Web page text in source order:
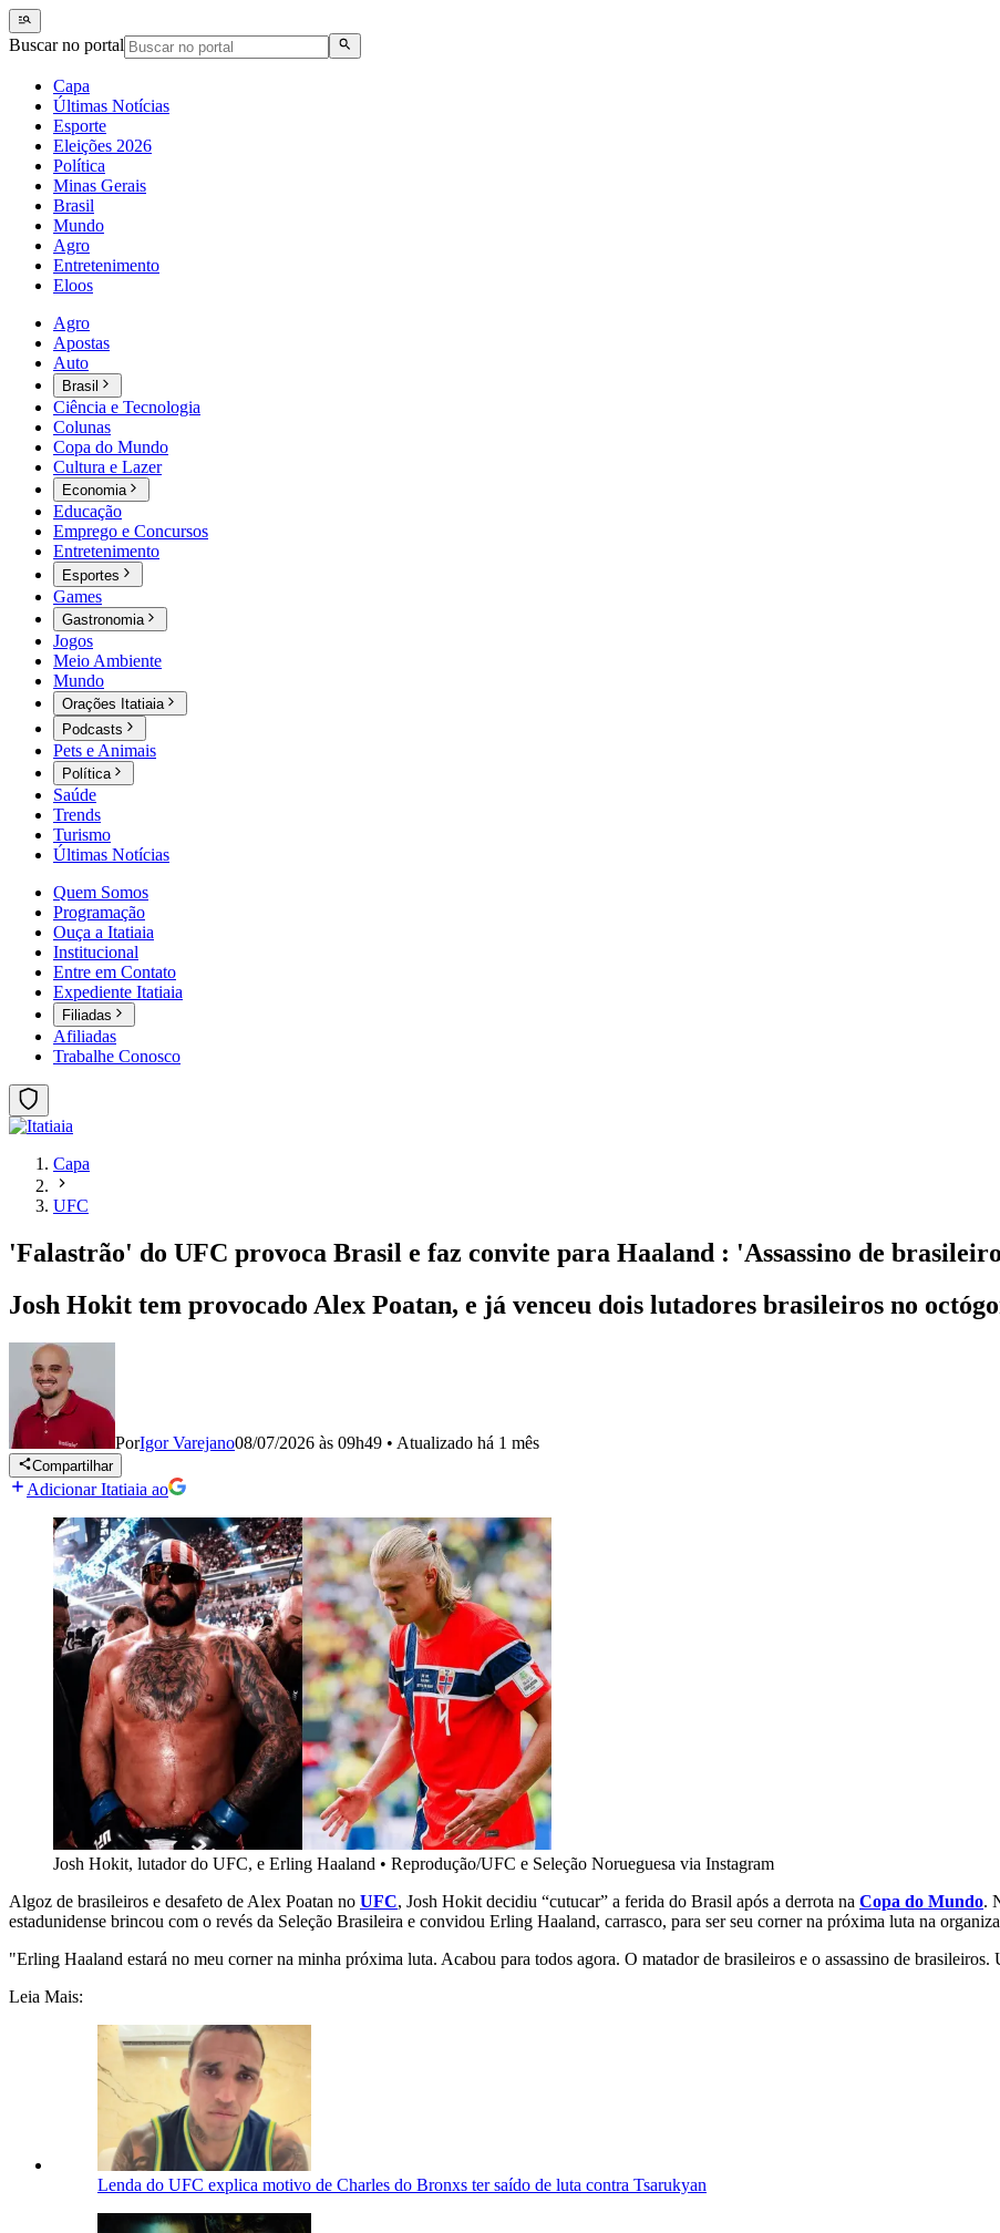
Buscar no portal
Capa
Últimas Notícias
Esporte
Eleições 2026
Política
Minas Gerais
Brasil
Mundo
Agro
Entretenimento
Eloos
Agro
Apostas
Auto
Brasil
Ciência e Tecnologia
Colunas
Copa do Mundo
Cultura e Lazer
Economia
Educação
Emprego e Concursos
Entretenimento
Esportes
Games
Gastronomia
Jogos
Meio Ambiente
Mundo
Orações Itatiaia
Podcasts
Pets e Animais
Política
Saúde
Trends
Turismo
Últimas Notícias
Quem Somos
Programação
Ouça a Itatiaia
Institucional
Entre em Contato
Expediente Itatiaia
Filiadas
Afiliadas
Trabalhe Conosco
Capa
UFC
'Falastrão' do UFC provoca Brasil e faz convite para Haaland : 'Assassino de
Josh Hokit tem provocado Alex Poatan, e já venceu dois lutadores brasileiros no
PorIgor Varejano08/07/2026 às 09h49 • Atualizado há 1 mês
Compartilhar
Adicionar Itatiaia ao
Josh Hokit, lutador do UFC, e Erling Haaland • Reprodução/UFC e Seleção Norueguesa via Instagram
Algoz de brasileiros e desafeto de Alex Poatan no UFC, Josh Hokit decidiu “cutucar” a ferida do Brasil após a derrota na Copa do Mundo.
estadunidense brincou com o revés da Seleção Brasileira e convidou Erling Haaland, carrasco, para ser seu corner na próxima luta na
"Erling Haaland estará no meu corner na minha próxima luta. Acabou para todos agora. O matador de brasileiros e o assassino de
Leia Mais:
Lenda do UFC explica motivo de Charles do Bronxs ter saído de luta contra Tsarukyan